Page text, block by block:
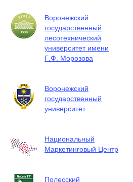
Воронежский
государственный
лесотехнический
университет имени
Г.Ф. Морозова
Воронежский
государственный
университет
Национальный
Маркетинговый Центр
Полесский